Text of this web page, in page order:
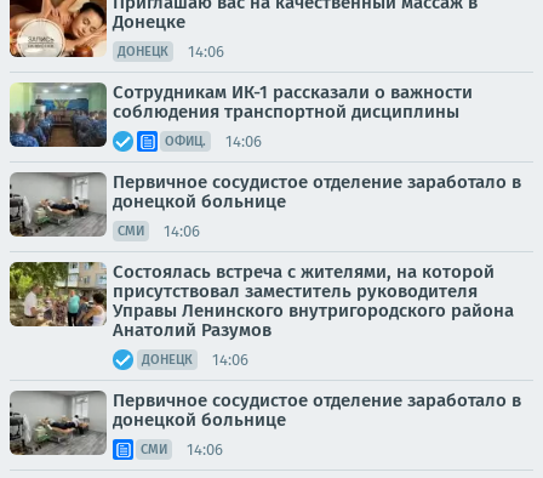
Донецке
ДОНЕЦК 14:06
Сотрудникам ИК-1 рассказали о важности
соблюдения транспортной дисциплины
ОФИЦ. 14:06
Первичное сосудистое отделение заработало в
донецкой больнице
СМИ 14:06
Состоялась встреча с жителями, на которой
присутствовал заместитель руководителя
Управы Ленинского внутригородского района
Анатолий Разумов
ДОНЕЦК 14:06
Первичное сосудистое отделение заработало в
донецкой больнице
СМИ 14:06